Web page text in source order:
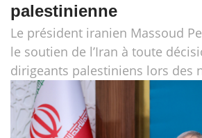
palestinienne
Le président iranien Massoud
le soutien de l’Iran à toute
dirigeants palestiniens lors des